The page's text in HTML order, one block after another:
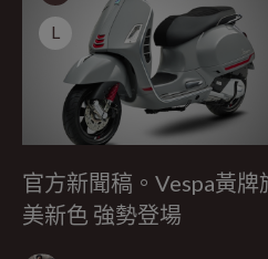
L
官方新聞稿。Vespa黃
美新色 強勢登場